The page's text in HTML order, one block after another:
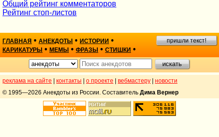
Общий рейтинг комментаторов
Рейтинг стоп-листов
ГЛАВНАЯ • АНЕКДОТЫ • ИСТОРИИ •
КАРИКАТУРЫ • МЕМЫ • ФРАЗЫ • СТИШКИ •
пришли текст!
реклама на сайте контакты о проекте вебмастеру
новости
© 1995—2026 Анекдоты из России. Составитель Дима Вернер